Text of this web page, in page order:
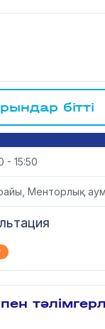
бітті
- 15:50
Менторлық